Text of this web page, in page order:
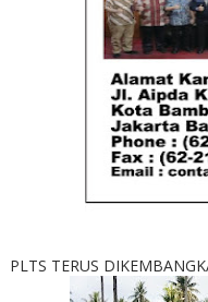
PLTS TERUS